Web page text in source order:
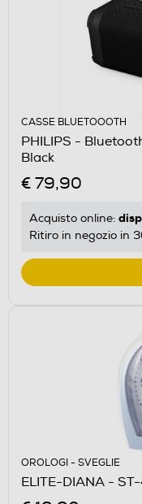
CASSE BLUETOOOTH
PHILIPS -
Black
€ 79,90
Acquisto online:
Ritiro in negozio in
OROLOGI - SVEGLIE
ELITE-DIANA -